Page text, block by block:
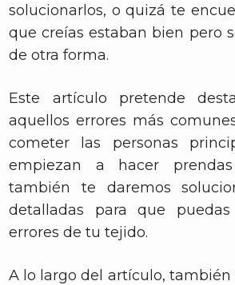
solucionarlos, o quizá te
que creías estaban bien pero
de otra forma.
Este artículo pretende
aquellos errores más
cometer las personas
empiezan a hacer
también te daremos
detalladas para que
errores de tu tejido.
A lo largo del artículo,